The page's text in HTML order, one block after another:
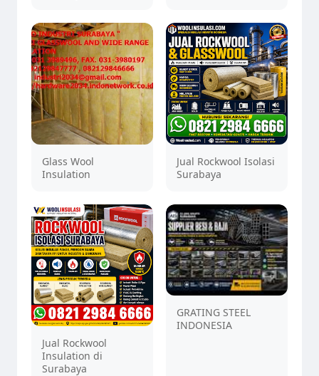
Glass Wool
Insulation
Jual Rockwool Isolasi
Surabaya
Jual Rockwool
Insulation di
Surabaya
GRATING STEEL
INDONESIA